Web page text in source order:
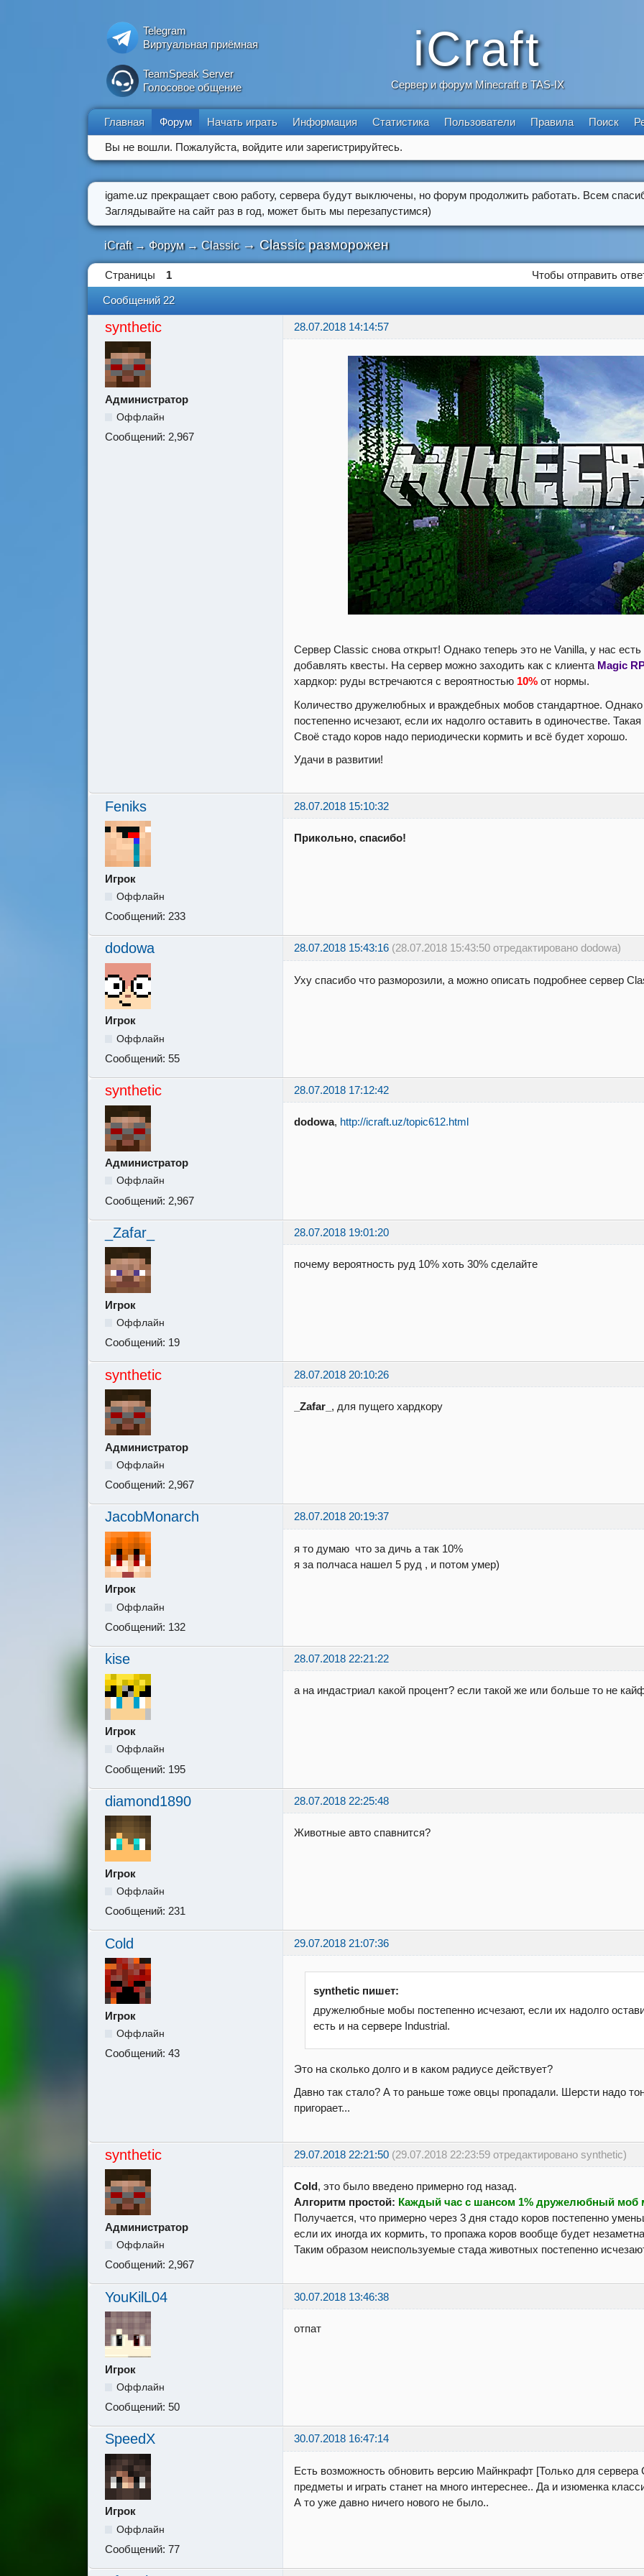
Telegram
Виртуальная приёмная
TeamSpeak Server
Голосовое общение
iCraft
Сервер и форум Minecraft в TAS-IX
Главная Форум Начать играть Информация Статистика Пользователи Правила Поиск
Вы не вошли. Пожалуйста, войдите или зарегистрируйтесь.
igame.uz прекращает свою работу, сервера будут выключены, но форум продолжить работать. Всем
Заглядывайте на сайт раз в год, может быть мы перезапустимся)
iCraft → Форум →Classic → Classic разморожен
Страницы 1 Чтобы отправить
Сообщений 22
synthetic 28.07.2018 14:14:57
Администратор
Оффлайн
Сообщений: 2,967
Сервер Classic снова открыт! Однако теперь это не Vanilla, у нас
добавлять квесты. На сервер можно заходить как с клиента Magic
хардкор: руды встречаются с вероятностью 10% от нормы.
Количество дружелюбных и враждебных мобов стандартное.
постепенно исчезают, если их надолго оставить в одиночестве.
Своё стадо коров надо периодически кормить и всё будет хорошо.
Удачи в развитии!
Feniks 28.07.2018 15:10:32
Игрок
Оффлайн
Сообщений: 233
Прикольно, спасибо!
dodowa 28.07.2018 15:43:16 (28.07.2018 15:43:50 отредактировано dodowa)
Игрок
Оффлайн
Сообщений: 55
Уху спасибо что разморозили, а можно описать подробнее сервер
synthetic 28.07.2018 17:12:42
Администратор
Оффлайн
Сообщений: 2,967
dodowa, http://icraft.uz/topic612.html
_Zafar_ 28.07.2018 19:01:20
Игрок
Оффлайн
Сообщений: 19
почему вероятность руд 10% хоть 30% сделайте
synthetic 28.07.2018 20:10:26
Администратор
Оффлайн
Сообщений: 2,967
_Zafar_ , для пущего хардкору
JacobMonarch 28.07.2018 20:19:37
Игрок
Оффлайн
Сообщений: 132
я то думаю что за дичь а так 10%
я за полчаса нашел 5 руд , и потом умер)
kise 28.07.2018 22:21:22
Игрок
Оффлайн
Сообщений: 195
а на индастриал какой процент? если такой же или больше то не
diamond1890 28.07.2018 22:25:48
Игрок
Оффлайн
Сообщений: 231
Животные авто спавнится?
Cold 29.07.2018 21:07:36
Игрок
Оффлайн
Сообщений: 43
synthetic пишет:
дружелюбные мобы постепенно исчезают, если их надолго
есть и на сервере Industrial.
Это на сколько долго и в каком радиусе действует?
Давно так стало? А то раньше тоже овцы пропадали. Шерсти надо
пригорает...
synthetic 29.07.2018 22:21:50 (29.07.2018 22:23:59 отредактировано synthetic)
Администратор
Оффлайн
Сообщений: 2,967
Cold, это было введено примерно год назад.
Алгоритм простой: Каждый час с шансом 1% дружелюбный моб
Получается, что примерно через 3 дня стадо коров постепенно
если их иногда их кормить, то пропажа коров вообще будет
Таким образом неиспользуемые стада животных постепенно
YouKilL04 30.07.2018 13:46:38
Игрок
Оффлайн
Сообщений: 50
отпат
SpeedX 30.07.2018 16:47:14
Игрок
Оффлайн
Сообщений: 77
Есть возможность обновить версию Майнкрафт [Только для сервера
предметы и играть станет на много интереснее.. Да и изюменка
А то уже давно ничего нового не было..